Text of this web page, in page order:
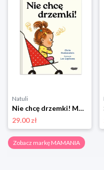
Natuli
Nie chcę drzemki! Mamania
29.00 zł
Zobacz markę MAMANIA